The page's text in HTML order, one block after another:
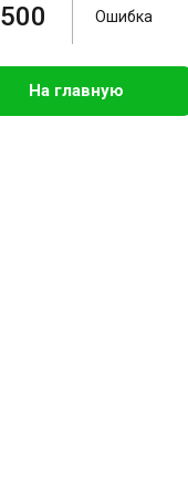
500 Ошибка
На главную